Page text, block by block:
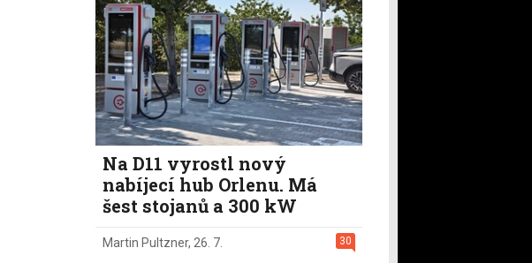
Na D11 vyrostl nový
nabíjecí hub Orlenu. Má
šest stojanů a 300 kW
30
Martin Pultzner, 26. 7.